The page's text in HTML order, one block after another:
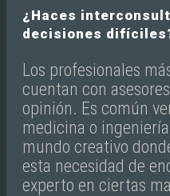
¿Haces
decisiones
Los profesionales
cuentan con
opinión. Es común
medicina o
mundo creativo
esta necesidad de
experto en ciertas